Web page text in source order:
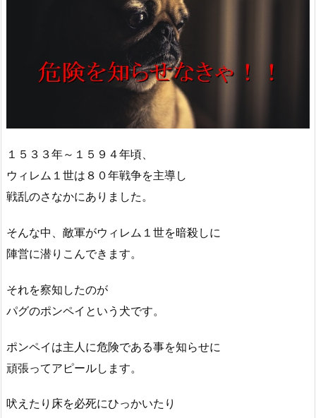
１５３３年～１５９４年頃、
ウィレム１世は８０年戦争を主導し
戦乱のさなかにありました。
そんな中、敵軍がウィレム１世を暗殺しに
陣営に潜りこんできます。
それを察知したのが
パグのポンペイという犬です。
ポンペイは主人に危険である事を知らせに
頑張ってアピールします。
吠えたり床を必死にひっかいたり